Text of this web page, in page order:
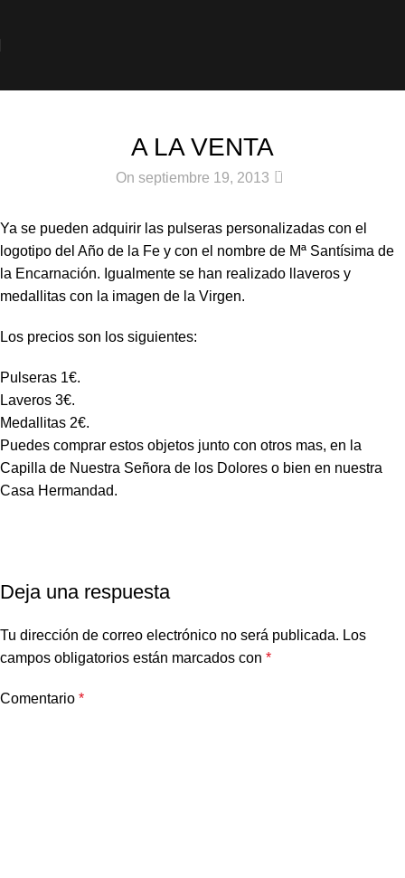
A LA VENTA
On septiembre 19, 2013 0
Ya se pueden adquirir las pulseras personalizadas con el
logotipo del Año de la Fe y con el nombre de Mª Santísima de
la Encarnación. Igualmente se han realizado llaveros y
medallitas con la imagen de la Virgen.
Los precios son los siguientes:
Pulseras 1€.
Laveros 3€.
Medallitas 2€.
Puedes comprar estos objetos junto con otros mas, en la
Capilla de Nuestra Señora de los Dolores o bien en nuestra
Casa Hermandad.
Deja una respuesta
Tu dirección de correo electrónico no será publicada. Los
campos obligatorios están marcados con *
Comentario *